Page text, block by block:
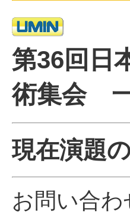
第36回日
術集会
現在演題
お問い合わ